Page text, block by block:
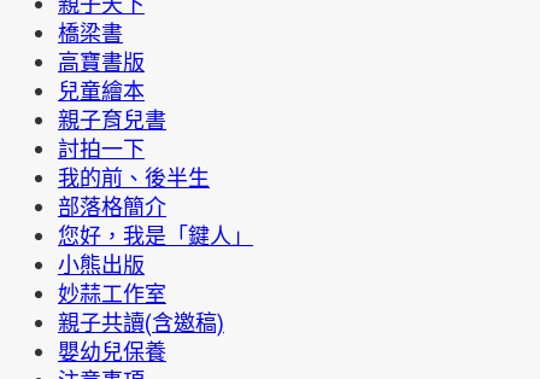
橋梁書
高寶書版
兒童繪本
親子育兒書
討拍一下
我的前、後半生
部落格簡介
您好，我是「鍵人」
小熊出版
妙蒜工作室
親子共讀(含邀稿)
嬰幼兒保養